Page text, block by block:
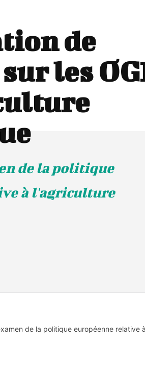
de
les
de la politique
à l'agriculture
de la politique européenne relative